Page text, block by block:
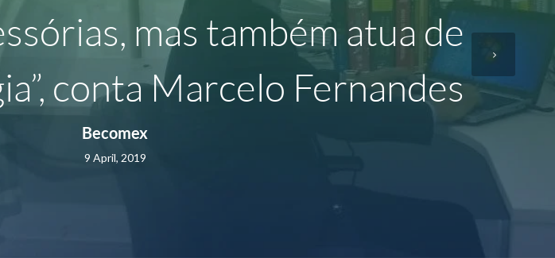
mas também atua de
conta Marcelo Fernandes
Becomex
9 April, 2019